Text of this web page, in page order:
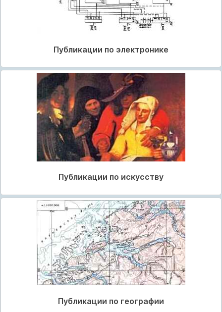
Публикации по электронике
Публикации по искусству
Публикации по географии